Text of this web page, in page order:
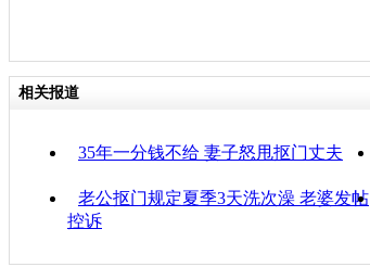
相关报道
35年一分钱不给 妻子怒甩抠门丈夫
老公抠门规定夏季3天洗次澡 老婆发帖
控诉